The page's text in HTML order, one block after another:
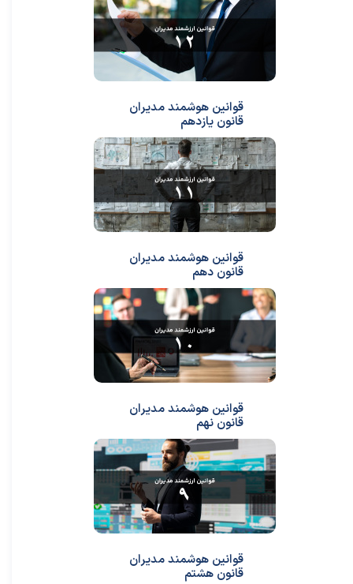
قوانین هوشمند مدیران
قانون یازدهم
قوانین هوشمند مدیران
قانون دهم
قوانین هوشمند مدیران
قانون نهم
قوانین هوشمند مدیران
قانون هشتم